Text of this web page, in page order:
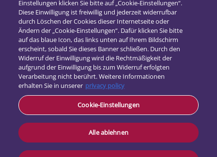
Kontakt
Datenschutz
Impressum
Einstellungen klicken Sie bitte auf „Cookie-Einstellungen“.
Diese Einwilligung ist freiwillig und jederzeit widerrufbar
durch Löschen der Cookies dieser Internetseite oder
Ändern der „Cookie-Einstellungen“. Dafür klicken Sie bitte
auf das blaue Icon, das links unten auf Ihrem Bildschirm
erscheint, sobald Sie dieses Banner schließen. Durch den
Widerruf der Einwilligung wird die Rechtmäßigkeit der
aufgrund der Einwilligung bis zum Widerruf erfolgten
Verarbeitung nicht berührt. Weitere Informationen
erhalten Sie in unserer privacy policy
Cookie-Einstellungen
Alle ablehnen